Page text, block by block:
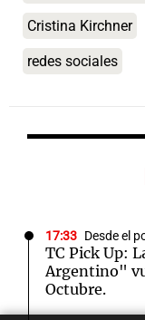
Cristina Kirchner
redes sociales
17:33 Desde el
TC Pick Up:
Argentino"
Octubre.